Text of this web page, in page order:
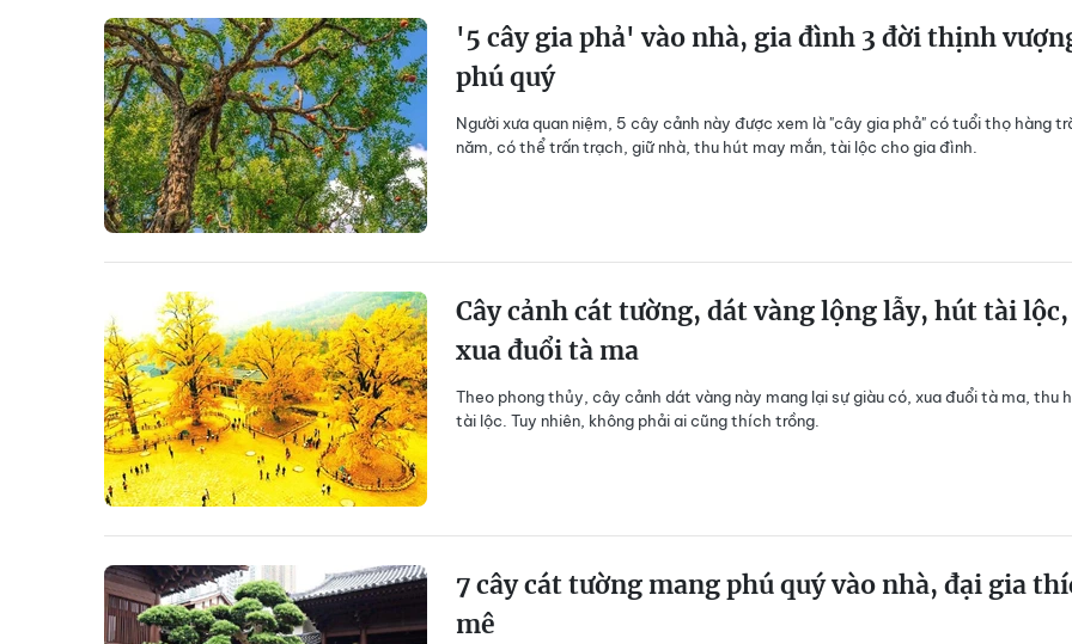
'5 cây gia phả' vào nhà, gia đình 3 đời thịnh
phú quý
Người xưa quan niệm, 5 cây cảnh này được xem là "cây gia phả" có tuổi thọ hàng
năm, có thể trấn trạch, giữ nhà, thu hút may mắn, tài lộc cho gia đình.
Cây cảnh cát tường, dát vàng lộng lẫy, hút tài lộc,
xua đuổi tà ma
Theo phong thủy, cây cảnh dát vàng này mang lại sự giàu có, xua đuổi tà ma, thu
tài lộc. Tuy nhiên, không phải ai cũng thích trồng.
7 cây cát tường mang phú quý vào nhà, đại gia
mê